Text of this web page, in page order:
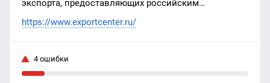
экспорта, предоставляющих российским
экспортерам широкий спектр финансовых и
нефинансовых мер поддержки.
https://www.exportcenter.ru/
4 ошибки